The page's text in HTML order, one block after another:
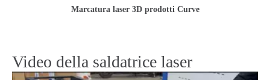
Marcatura laser 3D prodotti Curve
Video della saldatrice laser